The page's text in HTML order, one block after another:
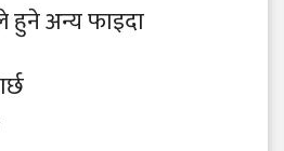
अन्य फाइदा